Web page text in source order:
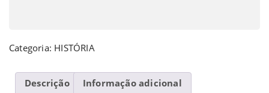
Categoria: HISTÓRIA
Descrição
Informação adicional